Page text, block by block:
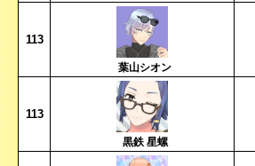
113
葉山シオン
113
黒鉄 星螺